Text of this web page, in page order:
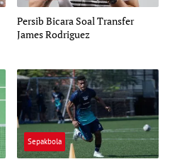
Persib Bicara Soal Transfer
James Rodriguez
Sepakbola